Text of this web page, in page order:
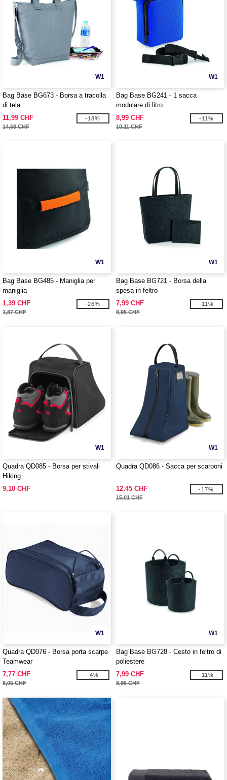
W1
Bag Base BG673 - Borsa a tracolla
di tela
11,99 CHF
14,68 CHF
-18%
W1
Bag Base BG241 - 1 sacca
modulare di litro
8,99 CHF
10,11 CHF
-11%
W1
Bag Base BG485 - Maniglia per
maniglia
1,39 CHF
1,87 CHF
-26%
W1
Bag Base BG721 - Borsa della
spesa in feltro
7,99 CHF
8,95 CHF
-11%
W1
Quadra QD085 - Borsa per stivali
Hiking
9,10 CHF
W1
Quadra QD086 - Sacca per scarponi
12,45 CHF
15,01 CHF
-17%
W1
Quadra QD076 - Borsa porta scarpe
Teamwear
7,77 CHF
8,05 CHF
-4%
W1
Bag Base BG728 - Cesto in feltro di
poliestere
7,99 CHF
8,95 CHF
-11%